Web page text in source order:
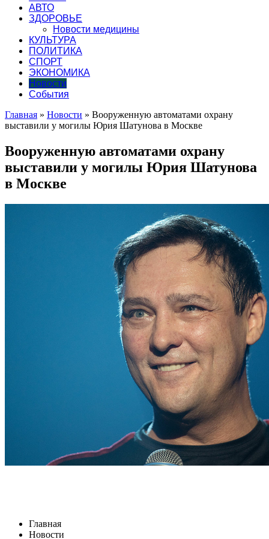
АВТО
ЗДОРОВЬЕ
Новости медицины
КУЛЬТУРА
ПОЛИТИКА
СПОРТ
ЭКОНОМИКА
Новости
События
Главная » Новости » Вооруженную автоматами охрану
выставили у могилы Юрия Шатунова в Москве
Вооруженную автоматами охрану
выставили у могилы Юрия Шатунова
в Москве
Главная
Новости